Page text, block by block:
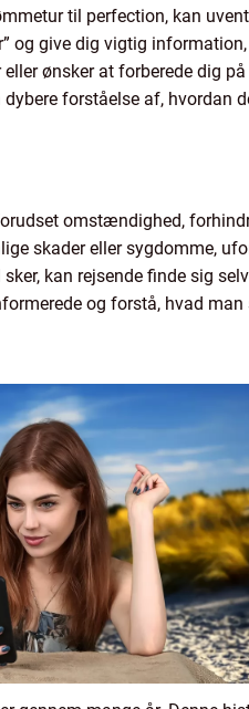
til perfection, kan
og give dig vigtig
ønsker at forberede dig
forståelse af, hvordan
omstændighed,
skader eller sygdomme,
kan rejsende finde sig
og forstå, hvad